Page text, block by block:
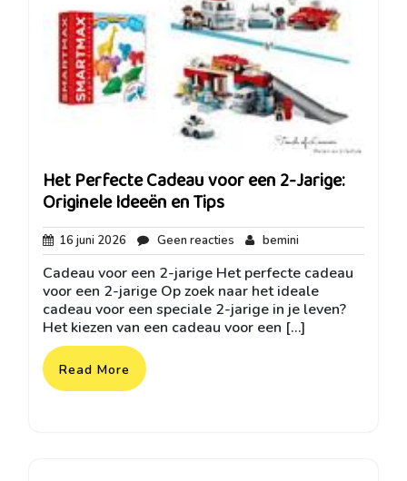
Het Perfecte Cadeau voor een 2-Jarige:
Originele Ideeën en Tips
16 juni 2026 16
juni
2026
Geen reacties Geen
reacties
bemini
Cadeau voor een 2-jarige Het perfecte cadeau
voor een 2-jarige Op zoek naar het ideale
cadeau voor een speciale 2-jarige in je leven?
Het kiezen van een cadeau voor een […]
Read More